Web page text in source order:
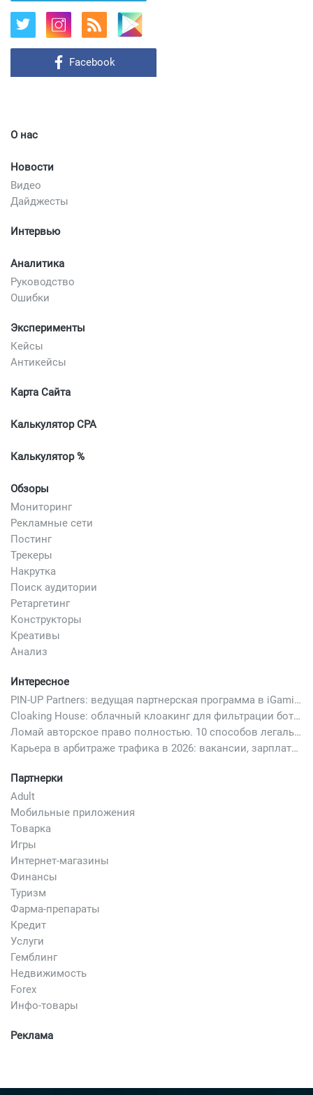
О нас
Новости
Видео
Дайджесты
Интервью
Аналитика
Руководство
Ошибки
Эксперименты
Кейсы
Антикейсы
Карта Сайта
Калькулятор CPA
Калькулятор %
Обзоры
Мониторинг
Рекламные сети
Постинг
Трекеры
Накрутка
Поиск аудитории
Ретаргетинг
Конструкторы
Креативы
Анализ
Интересное
PIN-UP Partners: ведущая партнерская программа в iGaming
Cloaking House: облачный клоакинг для фильтрации ботов FB и Google Ads — гайд PHP-интеграции 2026
Ломай авторское право полностью. 10 способов легально добавить любимый трек в свой креатив
Карьера в арбитраже трафика в 2026: вакансии, зарплаты и как начать
Партнерки
Adult
Мобильные приложения
Товарка
Игры
Интернет-магазины
Финансы
Туризм
Фарма-препараты
Кредит
Услуги
Гемблинг
Недвижимость
Forex
Инфо-товары
Реклама
Facebook